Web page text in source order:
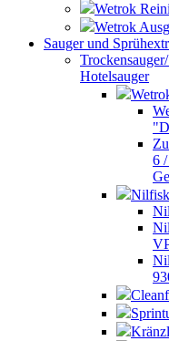
Wetrok
Wetrok
Sauger und
Hotelsauger
6
Nilfisk